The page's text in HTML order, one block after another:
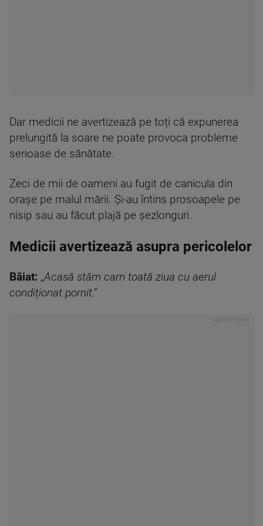
Dar medicii ne avertizează pe toți că expunerea
prelungită la soare ne poate provoca probleme
serioase de sănătate.
Zeci de mii de oameni au fugit de canicula din
orașe pe malul mării. Și-au întins prosoapele pe
nisip sau au făcut plajă pe șezlonguri.
Medicii avertizează asupra pericolelor
Băiat: „Acasă stăm cam toată ziua cu aerul
condiționat pornit.”